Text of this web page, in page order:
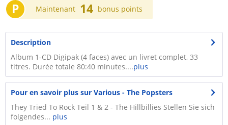
P Maintenant 14 bonus points
Description
Album 1-CD Digipak (4 faces) avec un livret complet, 33
titres. Durée totale 80:40 minutes....plus
Pour en savoir plus sur Various - The Popsters
They Tried To Rock Teil 1 & 2 - The Hillbillies Stellen Sie sich
folgendes... plus